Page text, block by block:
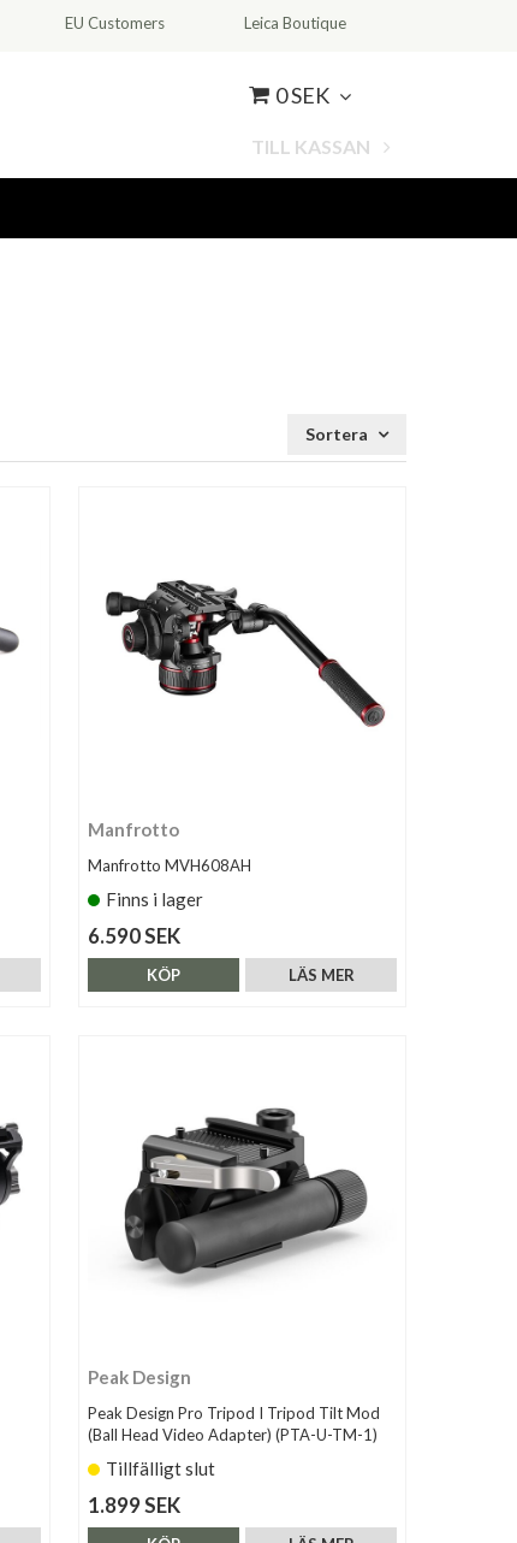
EU Customers Leica Boutique
0 SEK
TILL KASSAN
Sortera
Manfrotto
Manfrotto MVH608AH
Finns i lager
6.590 SEK
LÄS MER
KÖP
Peak Design
Peak Design Pro Tripod I Tripod Tilt Mod
(Ball Head Video Adapter) (PTA-U-TM-1)
Tillfälligt slut
1.899 SEK